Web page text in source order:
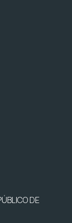
DE